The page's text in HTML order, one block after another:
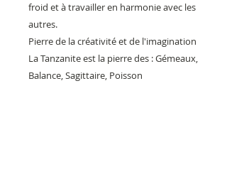
froid et à travailler en harmonie avec les
autres.
Pierre de la créativité et de l'imagination
La Tanzanite est la pierre des : Gémeaux,
Balance, Sagittaire, Poisson